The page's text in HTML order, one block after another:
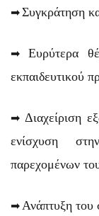
➡Συγκράτηση
➡ Ευρύτερα
εκπαιδευτικού
➡ Διαχείριση
ενίσχυση
παρεχομένων
➡ Ανάπτυξη του